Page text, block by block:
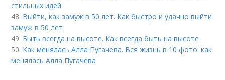
стильных идей
48. Выйти, как замуж в 50 лет. Как быстро и удачно выйти
замуж в 50 лет
49. Быть всегда на высоте. Как всегда быть на высоте
50. Как менялась Алла Пугачева. Вся жизнь в 10 фото: как
менялась Алла Пугачева